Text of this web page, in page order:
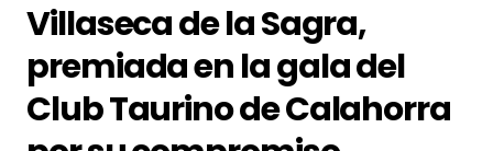
Villaseca de la Sagra,
premiada en la gala del
Club Taurino de Calahorra